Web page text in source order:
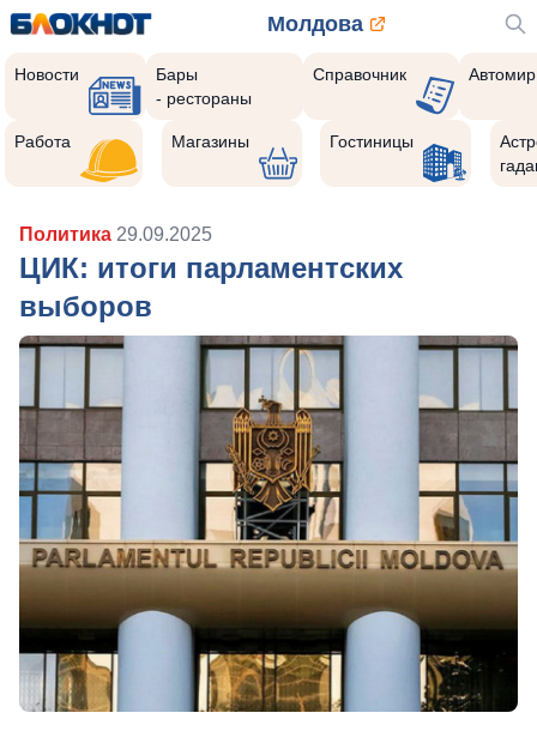
Молдова
Новости
Бары
- рестораны
Справочник Автомир
Работа Магазины Гостиницы
Политика 29.09.2025
ЦИК: итоги парламентских
выборов